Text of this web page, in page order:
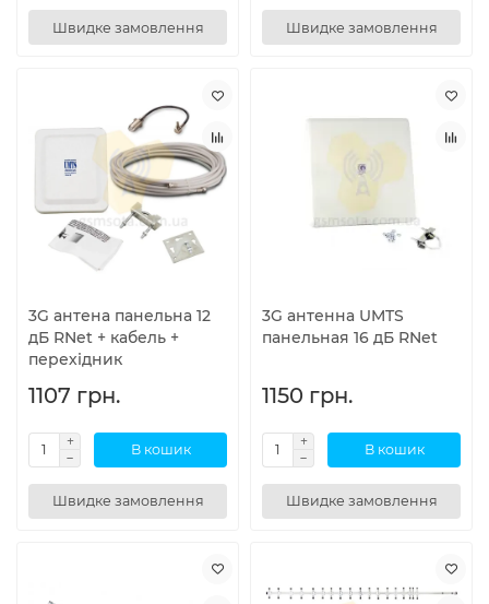
Швидке замовлення Швидке замовлення
3G антена панельна 12
дБ RNet + кабель +
перехідник
1107 грн.
В кошик
Швидке замовлення
3G антенна UMTS
панельная 16 дБ RNet
1150 грн.
В кошик
Швидке замовлення